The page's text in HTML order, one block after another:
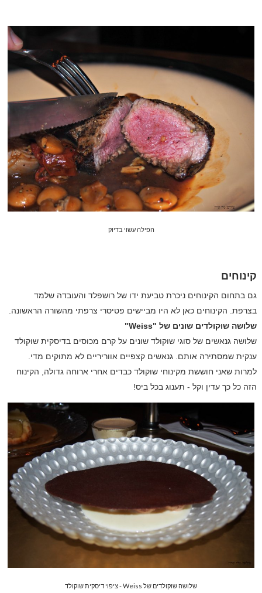
הפילה עשוי בדיוק
קינוחים
גם בתחום הקינוחים ניכרת טביעת ידו של רושפלד והעובדה שלמד
בצרפת. הקינוחים כאן לא היו מביישים פטיסרי צרפתי מהשורה הראשונה.
שלושה שוקולדים שונים של "Weiss
"
שלושה גנאשים של סוגי שוקולד שונים על קרם מכוסים בדיסקית שוקולד
ענקית שמסתירה אותם. גנאשים קצפיים אווריריים לא מתוקים מדי.
למרות שאני חוששת מקינוחי שוקולד כבדים אחרי ארוחה גדולה, הקינוח
הזה כל כך עדין וקל - תענוג בכל ביס!
שלושה שוקולדים של Weiss - ציפוי דיסקית שוקולד